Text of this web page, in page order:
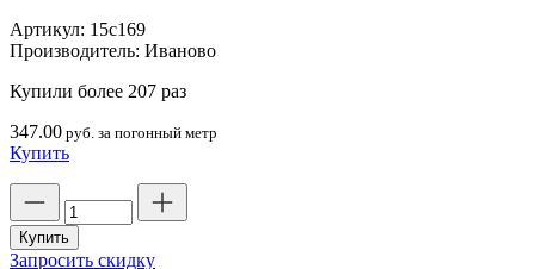
Артикул: 15с169
Производитель: Иваново
Купили более 207 раз
347.00 руб. за погонный метр
Купить
Количество
товара
Вафельное
полотно
Купить
Запросить скидку